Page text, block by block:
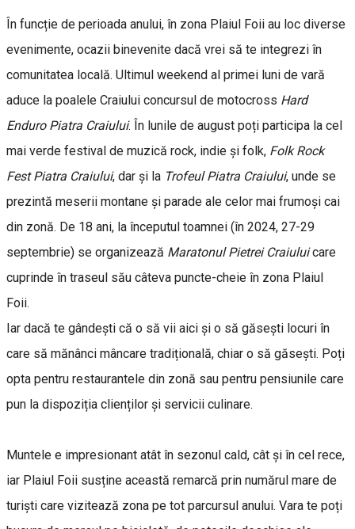
În funcție de perioada anului, în zona Plaiul Foii au loc diverse
evenimente, ocazii binevenite dacă vrei să te integrezi în
comunitatea locală. Ultimul weekend al primei luni de vară
aduce la poalele Craiului concursul de motocross Hard
Enduro Piatra Craiului. În lunile de august poți participa la cel
mai verde festival de muzică rock, indie și folk, Folk Rock
Fest Piatra Craiului, dar și la Trofeul Piatra Craiului, unde se
prezintă meserii montane și parade ale celor mai frumoși cai
din zonă. De 18 ani, la începutul toamnei (în 2024, 27-29
septembrie) se organizează Maratonul Pietrei Craiuluicare
cuprinde în traseul său câteva puncte-cheie în zona Plaiul
Foii.
Iar dacă te gândești că o să vii aici și o să găsești locuri în
care să mănânci mâncare tradițională, chiar o să găsești. Poți
opta pentru restaurantele din zonă sau pentru pensiunile care
pun la dispoziția clienților și servicii culinare.
Muntele e impresionant atât în sezonul cald, cât și în cel rece,
iar Plaiul Foii susține această remarcă prin numărul mare de
turiști care vizitează zona pe tot parcursul anului. Vara te poți